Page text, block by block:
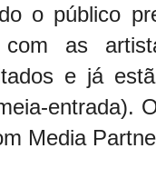
o público
com as
e já
entrada).
Media